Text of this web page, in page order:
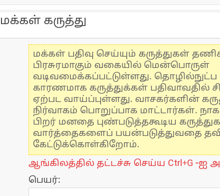
மக்கள் கருத்து
மக்கள் பதிவு செய்யும் கருத்துகள்
பிரசுரமாகும் வகையில் மென்பொருள்
வடிவமைக்கப்பட்டுள்ளது.
காரணமாக கருத்துக்கள் பதிவாவதில்
ஏற்பட வாய்ப்புள்ளது. வாசகர்களின்
நிர்வாகம் பொறுப்பாக மாட்டார்கள்.
பிறர் மனதை புண்படுத்தகூடிய
வார்த்தைகளைப் பயன்படுத்துவதை
கேட்டுக்கொள்கிறோம்.
ஆங்கிலத்தில் தட்டச்சு செய்ய Ctrl+G -ஐ
பெயர்: